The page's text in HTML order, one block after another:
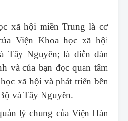
xã hội miền Trung là cơ
Viện Khoa học xã hội
Tây Nguyên; là diễn đàn
và của bạn đọc quan tâm
xã hội và phát triển bền
và Tây Nguyên.
lý chung của Viện Hàn